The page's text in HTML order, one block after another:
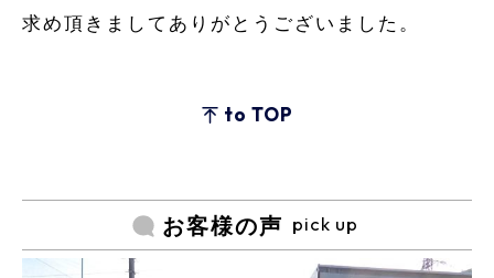
求め頂きましてありがとうございました。
to TOP
お客様の声 pick up